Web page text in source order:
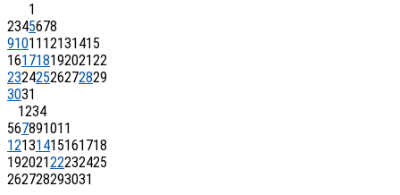
1
2345678
91011 12131415
16171819202122
23242526272829
3031
1234
567891011
12131415161718
19202122232425
262728293031